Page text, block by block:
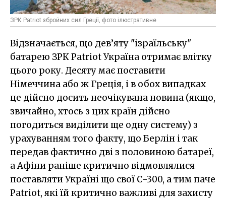
ЗРК Patriot збройних сил Греції, фото ілюстративне
Відзначається, що дев’яту "ізраїльську"
батарею ЗРК Patriot Україна отримає влітку
цього року. Десяту має поставити
Німеччина або ж Греція, і в обох випадках
це дійсно досить неочікувана новина (якщо,
звичайно, хтось з цих країн дійсно
погодиться виділити ще одну систему) з
урахуванням того факту, що Берлін і так
передав фактично дві з половиною батареї,
а Афіни раніше критично відмовлялися
поставляти Україні що свої С-300, а тим паче
Patriot, які їй критично важливі для захисту